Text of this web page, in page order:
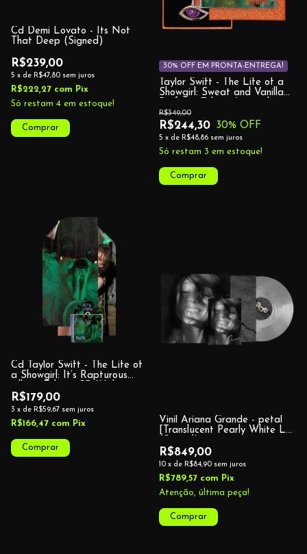
Cd Demi Lovato - Its Not
That Deep (Signed)
R$239,00
5 x de R$47,80 sem juros
R$222,27 com Pix
Só restam 4 em estoque!
Taylor Swift - The Life of a
Showgirl: Sweat and Vanilla
Release Deluxe CD
R$244,30
R$349,00
30% OFF
5 x de R$48,86 sem juros
30% OFF EM PRONTA-ENTREGA!
Só restam 3 em estoque!
Cd Taylor Swift - The Life of
a Showgirl: It’s Rapturous
Poster (Target Exclusive)
R$179,00
3 x de R$59,67 sem juros
R$166,47 com Pix
Vinil Ariana Grande - petal
[Translucent Pearly White Lp]
R$849,00
10 x de R$84,90 sem juros
R$789,57 com Pix
Atenção, última peça!